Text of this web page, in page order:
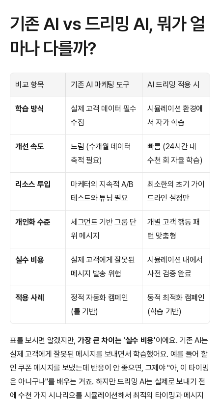
기존 AI vs 드리밍 AI, 뭐가 얼
마나 다를까?
비교 항목 기존 AI 마케팅 도구 AI 드리밍 적용 시
학습 방식
실제 고객 데이터 필수
수집
시뮬레이션 환경에
서 자가 학습
개선 속도
느림 (수개월 데이터
축적 필요)
빠름 (24시간 내
수천 회 자율 학습)
리소스 투입
마케터의 지속적 A/B
테스트와 튜닝 필요
최소한의 초기 가이
드라인 설정만
개인화 수준
세그먼트 기반 그룹 단
위 메시지
개별 고객 행동 패
턴 맞춤형
실수 비용
실제 고객에게 잘못된
메시지 발송 위험
시뮬레이션 내에서
사전 검증 완료
적용 사례
정적 자동화 캠페인
(룰 기반)
동적 최적화 캠페인
(학습 기반)
표를 보시면 알겠지만, 가장 큰 차이는 '실수 비용'이에요. 기존 AI는
실제 고객에게 잘못된 메시지를 보내면서 학습했어요. 예를 들어 할
인 쿠폰 메시지를 보냈는데 반응이 안 좋으면, 그제야 "아, 이 타이밍
은 아니구나"를 배우는 거죠. 하지만 드리밍 AI는 실제로 보내기 전
에 수천 가지 시나리오를 시뮬레이션해서 최적의 타이밍과 메시지